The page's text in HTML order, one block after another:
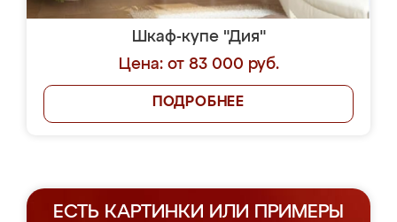
Шкаф-купе "Дия"
Цена: от 83 000 руб.
ПОДРОБНЕЕ
ЕСТЬ КАРТИНКИ ИЛИ ПРИМЕРЫ